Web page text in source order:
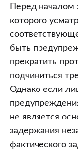
Перед началом
которого
быть
прекратить
подчиниться
Однако если
не является
задержания
фактического